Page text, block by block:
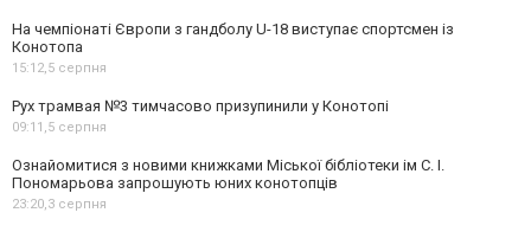
На чемпіонаті Європи з гандболу U-18 виступає спортсмен із
Конотопа
15:12,5 серпня
Рух трамвая №3 тимчасово призупинили у Конотопі
09:11,5 серпня
Ознайомитися з новими книжками Міської бібліотеки ім С. І.
Пономарьова запрошують юних конотопців
23:20,3 серпня